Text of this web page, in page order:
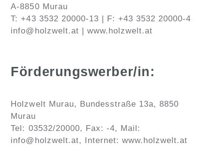
A-8850 Murau
T: +43 3532 20000-13 | F: +43 3532 20000-4
info@holzwelt.at | www.holzwelt.at
Förderungswerber/in:
Holzwelt Murau, Bundesstraße 13a, 8850
Murau
Tel: 03532/20000, Fax: -4, Mail:
info@holzwelt.at, Internet: www.holzwelt.at